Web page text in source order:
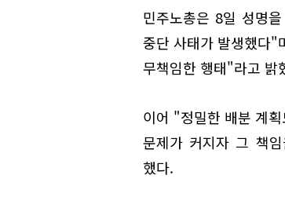
민주노총은 8일 성명
중단 사태가 발생했다"
무책임한 행태"라고 밝
이어 "정밀한 배분 계
문제가 커지자 그 책
했다.